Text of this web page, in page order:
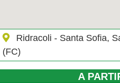
Ridracoli - Santa Sofia,
(FC)
A